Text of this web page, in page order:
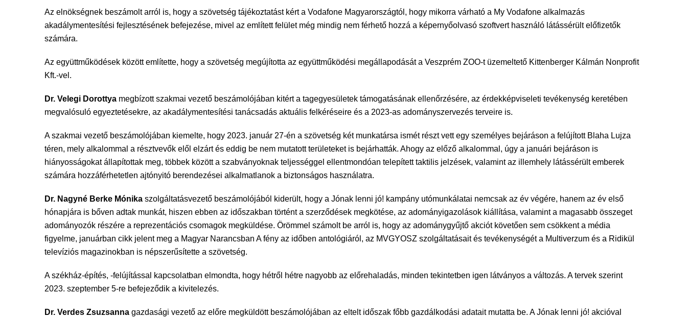
Az elnökségnek beszámolt arról is, hogy a szövetség tájékoztatást kért a Vodafone Magyarországtól, hogy mikorra várható a My Vodafone alkalmazás
akadálymentesítési fejlesztésének befejezése, mivel az említett felület még mindig nem férhető hozzá a képernyőolvasó szoftvert használó látássérült előfizetők
számára.
Az együttműködések között említette, hogy a szövetség megújította az együttműködési megállapodását a Veszprém ZOO-t üzemeltető Kittenberger Kálmán Nonprofit
Kft.-vel.
Dr. Velegi Dorottya megbízott szakmai vezető beszámolójában kitért a tagegyesületek támogatásának ellenőrzésére, az érdekképviseleti tevékenység keretében
megvalósuló egyeztetésekre, az akadálymentesítési tanácsadás aktuális felkéréseire és a 2023-as adományszervezés terveire is.
A szakmai vezető beszámolójában kiemelte, hogy 2023. január 27-én a szövetség két munkatársa ismét részt vett egy személyes bejáráson a felújított Blaha Lujza
téren, mely alkalommal a résztvevők elől elzárt és eddig be nem mutatott területeket is bejárhatták. Ahogy az előző alkalommal, úgy a januári bejáráson is
hiányosságokat állapítottak meg, többek között a szabványoknak teljességgel ellentmondóan telepített taktilis jelzések, valamint az illemhely látássérült emberek
számára hozzáférhetetlen ajtónyitó berendezései alkalmatlanok a biztonságos használatra.
Dr. Nagyné Berke Mónika szolgáltatásvezető beszámolójából kiderült, hogy a Jónak lenni jó! kampány utómunkálatai nemcsak az év végére, hanem az év első
hónapjára is bőven adtak munkát, hiszen ebben az időszakban történt a szerződések megkötése, az adományigazolások kiállítása, valamint a magasabb összeget
adományozók részére a reprezentációs csomagok megküldése. Örömmel számolt be arról is, hogy az adománygyűjtő akciót követően sem csökkent a média
figyelme, januárban cikk jelent meg a Magyar Narancsban A fény az időben antológiáról, az MVGYOSZ szolgáltatásait és tevékenységét a Multiverzum és a Ridikül
televíziós magazinokban is népszerűsítette a szövetség.
A székház-építés, -felújítással kapcsolatban elmondta, hogy hétről hétre nagyobb az előrehaladás, minden tekintetben igen látványos a változás. A tervek szerint
2023. szeptember 5-re befejeződik a kivitelezés.
Dr. Verdes Zsuzsanna gazdasági vezető az előre megküldött beszámolójában az eltelt időszak főbb gazdálkodási adatait mutatta be. A Jónak lenni jó! akcióval